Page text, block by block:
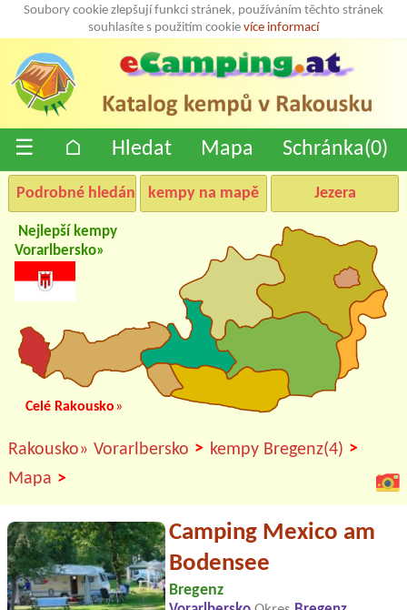
Soubory cookie zlepšují funkci stránek, používáním těchto stránek
souhlasíte s použitím cookie více informací
☰ ⌂ Hledat Mapa Schránka(0)
Podrobné hledání kempy na mapě Jezera
Nejlepší kempy
Vorarlbersko»
Celé Rakousko»
Rakousko» Vorarlbersko > kempy Bregenz(4) >
Mapa >
Camping Mexico am
Bodensee
Bregenz